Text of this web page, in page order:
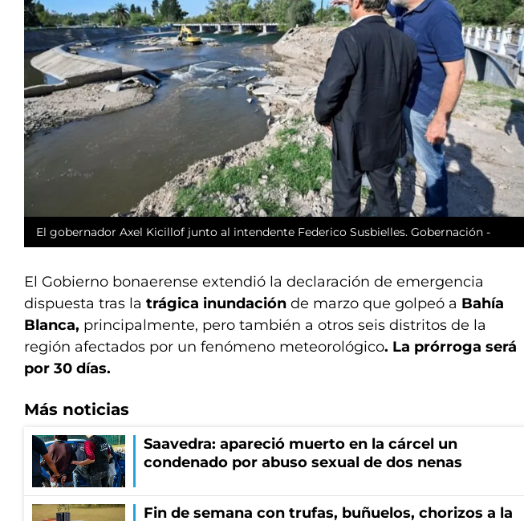
El gobernador Axel Kicillof junto al intendente Federico Susbielles. Gobernación -
El Gobierno bonaerense extendió la declaración de emergencia
dispuesta tras la trágica inundación de marzo que golpeó a Bahía
Blanca, principalmente, pero también a otros seis distritos de la
región afectados por un fenómeno meteorológico. La prórroga será
por 30 días.
Más noticias
Saavedra: apareció muerto en la cárcel un
condenado por abuso sexual de dos nenas
Fin de semana con trufas, buñuelos, chorizos a la